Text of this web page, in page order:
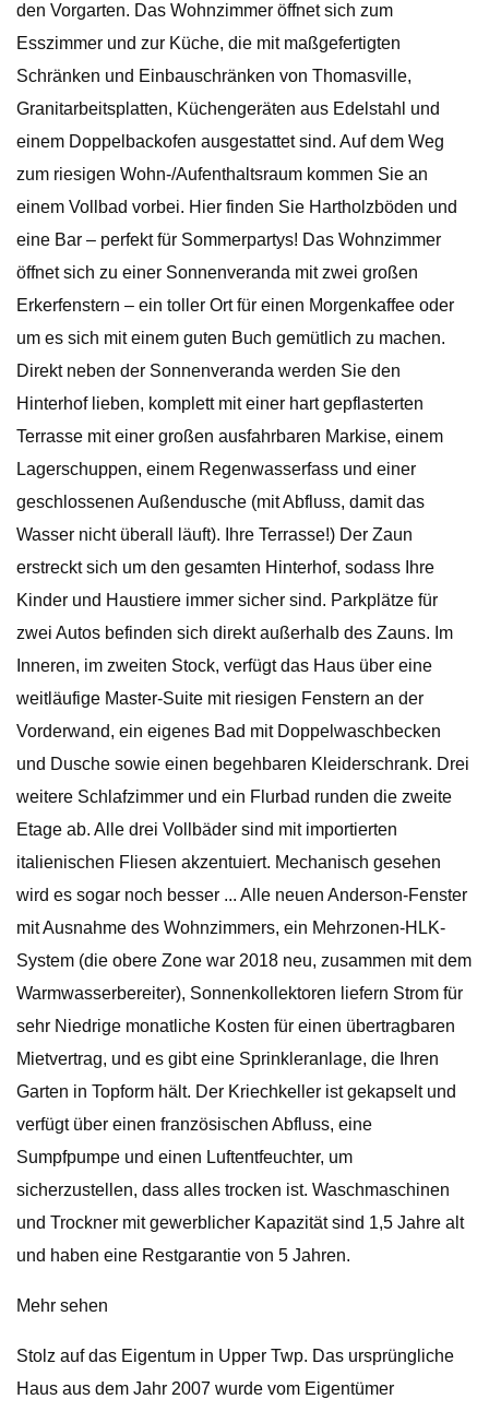
den Vorgarten. Das Wohnzimmer öffnet sich zum
Esszimmer und zur Küche, die mit maßgefertigten
Schränken und Einbauschränken von Thomasville,
Granitarbeitsplatten, Küchengeräten aus Edelstahl und
einem Doppelbackofen ausgestattet sind. Auf dem Weg
zum riesigen Wohn-/Aufenthaltsraum kommen Sie an
einem Vollbad vorbei. Hier finden Sie Hartholzböden und
eine Bar – perfekt für Sommerpartys! Das Wohnzimmer
öffnet sich zu einer Sonnenveranda mit zwei großen
Erkerfenstern – ein toller Ort für einen Morgenkaffee oder
um es sich mit einem guten Buch gemütlich zu machen.
Direkt neben der Sonnenveranda werden Sie den
Hinterhof lieben, komplett mit einer hart gepflasterten
Terrasse mit einer großen ausfahrbaren Markise, einem
Lagerschuppen, einem Regenwasserfass und einer
geschlossenen Außendusche (mit Abfluss, damit das
Wasser nicht überall läuft). Ihre Terrasse!) Der Zaun
erstreckt sich um den gesamten Hinterhof, sodass Ihre
Kinder und Haustiere immer sicher sind. Parkplätze für
zwei Autos befinden sich direkt außerhalb des Zauns. Im
Inneren, im zweiten Stock, verfügt das Haus über eine
weitläufige Master-Suite mit riesigen Fenstern an der
Vorderwand, ein eigenes Bad mit Doppelwaschbecken
und Dusche sowie einen begehbaren Kleiderschrank. Drei
weitere Schlafzimmer und ein Flurbad runden die zweite
Etage ab. Alle drei Vollbäder sind mit importierten
italienischen Fliesen akzentuiert. Mechanisch gesehen
wird es sogar noch besser ... Alle neuen Anderson-Fenster
mit Ausnahme des Wohnzimmers, ein Mehrzonen-HLK-
System (die obere Zone war 2018 neu, zusammen mit dem
Warmwasserbereiter), Sonnenkollektoren liefern Strom für
sehr Niedrige monatliche Kosten für einen übertragbaren
Mietvertrag, und es gibt eine Sprinkleranlage, die Ihren
Garten in Topform hält. Der Kriechkeller ist gekapselt und
verfügt über einen französischen Abfluss, eine
Sumpfpumpe und einen Luftentfeuchter, um
sicherzustellen, dass alles trocken ist. Waschmaschinen
und Trockner mit gewerblicher Kapazität sind 1,5 Jahre alt
und haben eine Restgarantie von 5 Jahren.
Mehr sehen
Stolz auf das Eigentum in Upper Twp. Das ursprüngliche
Haus aus dem Jahr 2007 wurde vom Eigentümer